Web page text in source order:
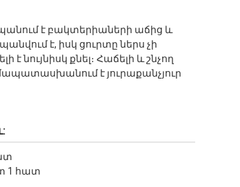
է բակտերիաների աճից և
է, իսկ ցուրտը ներս չի
նույնիսկ քնել։ Հաճելի և շնչող
է յուրաքանչյուր
1 հատ